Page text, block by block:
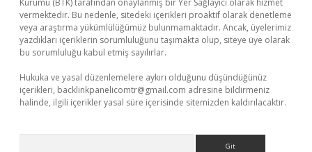
Kurumu (BTK) tarafından onaylanmış bir Yer Sağlayıcı olarak hizmet
vermektedir. Bu nedenle, sitedeki içerikleri proaktif olarak denetleme
veya araştırma yükümlülüğümüz bulunmamaktadır. Ancak, üyelerimiz
yazdıkları içeriklerin sorumluluğunu taşımakta olup, siteye üye olarak
bu sorumluluğu kabul etmiş sayılırlar.
Hukuka ve yasal düzenlemelere aykırı olduğunu düşündüğünüz
içerikleri, backlinkpanelicomtr@gmail.com adresine bildirmeniz
halinde, ilgili içerikler yasal süre içerisinde sitemizden kaldırılacaktır.